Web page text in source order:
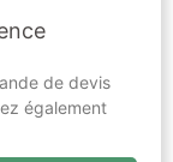
de devis
également